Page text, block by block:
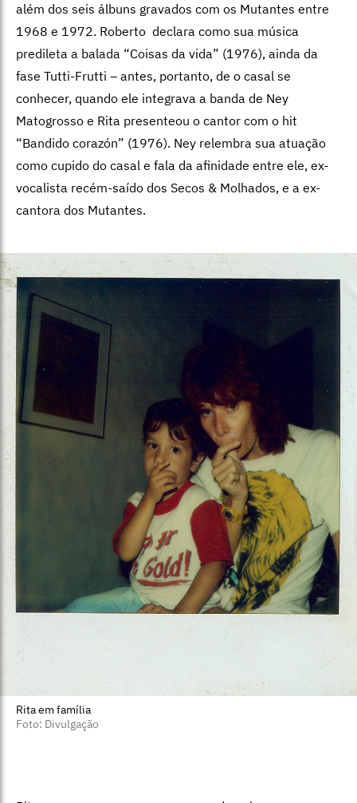
além dos seis álbuns gravados com os Mutantes entre
1968 e 1972. Roberto declara como sua música
predileta a balada “Coisas da vida” (1976), ainda da
fase Tutti-Frutti – antes, portanto, de o casal se
conhecer, quando ele integrava a banda de Ney
Matogrosso e Rita presenteou o cantor com o hit
“Bandido corazón” (1976). Ney relembra sua atuação
como cupido do casal e fala da afinidade entre ele, ex-
vocalista recém-saído dos Secos & Molhados, e a ex-
cantora dos Mutantes.
Rita em família
Foto: Divulgação